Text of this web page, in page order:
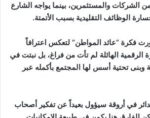
الشركات والمستثمرين، بينما يواجه الشارع
الوظائف التقليدية بسبب الأتمتة.
فكرة “عائد المواطن” لتعكس اعترافاً
الرقمية الهائلة لم تأت من فراغ، بل نبتت في
وبنى تحتية أسس لها المجتمع بأكمله عبر
في أروقة سيؤول بعيداً عن تفكير أصحاب